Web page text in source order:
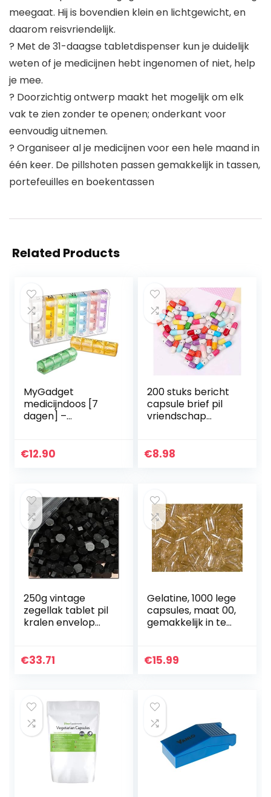
meegaat. Hij is bovendien klein en lichtgewicht, en
daarom reisvriendelijk.
? Met de 31-daagse tabletdispenser kun je duidelijk
weten of je medicijnen hebt ingenomen of niet, help
je mee.
? Doorzichtig ontwerp maakt het mogelijk om elk
vak te zien zonder te openen; onderkant voor
eenvoudig uitnemen.
? Organiseer al je medicijnen voor een hele maand in
één keer. De pillshoten passen gemakkelijk in tassen,
portefeuilles en boekentassen
Related Products
MyGadget
medicijndoos [7
dagen] –
pillendoos
dagelijkse…
€12.90
200 stuks bericht
capsule brief pil
vriendschap
willekeurige kleur
€8.98
250g vintage
zegellak tablet pil
kralen envelop
bruiloft lakzegel
€33.71
Gelatine, 1000 lege
capsules, maat 00,
gemakkelijk in te
zonder
€15.99